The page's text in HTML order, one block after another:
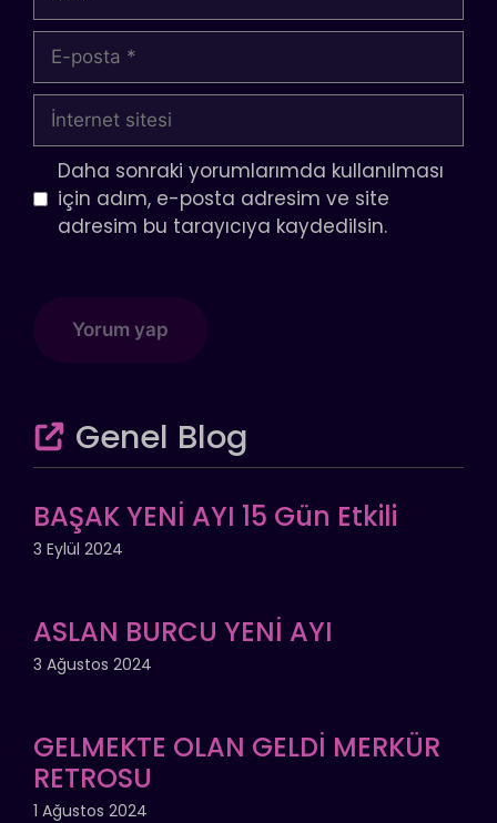
posta
İnternet
sitesi
Daha sonraki yorumlarımda kullanılması
için adım, e-posta adresim ve site
adresim bu tarayıcıya kaydedilsin.
Genel Blog
BAŞAK YENİ AYI 15 Gün Etkili
3 Eylül 2024
ASLAN BURCU YENİ AYI
3 Ağustos 2024
GELMEKTE OLAN GELDİ MERKÜR
RETROSU
1 Ağustos 2024